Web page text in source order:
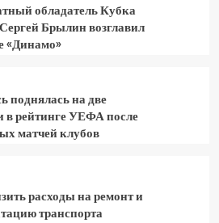
обладатель Кубка
Брылин возглавил
«Динамо»
поднялась на две
в рейтинге УЕФА после
матчей клубов
расходы на ремонт и
транспорта